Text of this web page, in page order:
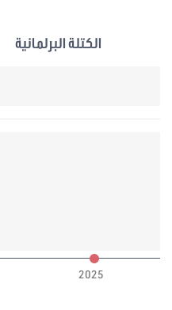
الكتلة البرلمانية
2025